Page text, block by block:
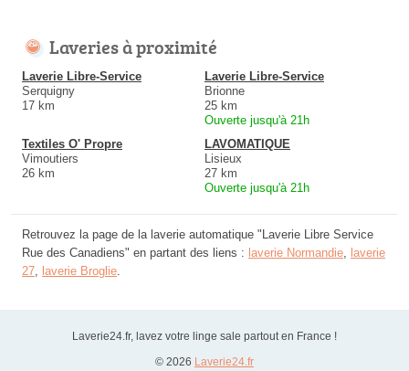
Laveries à proximité
Laverie Libre-Service
Serquigny
17 km
Laverie Libre-Service
Brionne
25 km
Ouverte jusqu'à 21h
Textiles O' Propre
Vimoutiers
26 km
LAVOMATIQUE
Lisieux
27 km
Ouverte jusqu'à 21h
Retrouvez la page de la laverie automatique "Laverie Libre Service
Rue des Canadiens" en partant des liens : laverie Normandie, laverie
27, laverie Broglie.
Laverie24.fr, lavez votre linge sale partout en France !
© 2026 Laverie24.fr